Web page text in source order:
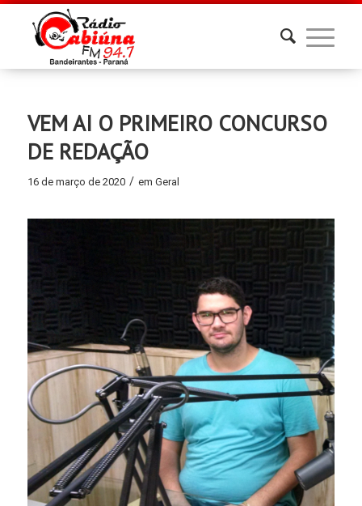
VEM AI O PRIMEIRO CONCURSO
DE REDAÇÃO
16 de março de 2020 / em Geral